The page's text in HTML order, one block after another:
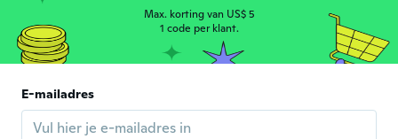
C Lid geworden van 2018 · 2 beoordelingen
Claudia
Max. korting van US$ 5
1 code per klant.
E-mailadres